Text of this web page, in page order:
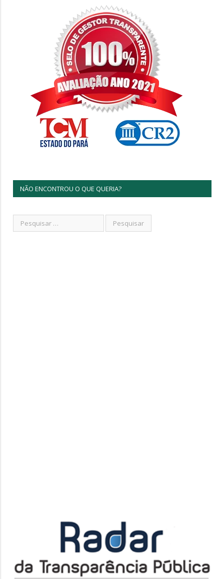
NÃO ENCONTROU O QUE QUERIA?